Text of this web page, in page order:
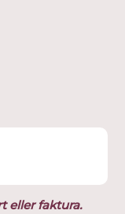
eller faktura.